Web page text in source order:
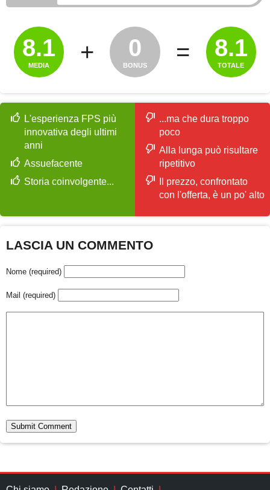
8.1
MEDIA
+ 0
BONUS
= 8.1
TOTALE
L'esperienza FPS più
innovativa degli ultimi
anni
Assuefacente
Storia coinvolgente...
...ma che dura troppo
poco
Alla lunga può risultare
ripetitivo
Il prezzo, confrontato
con l'offerta, è un po' alto
LASCIA UN COMMENTO
Nome (required)
Mail (required)